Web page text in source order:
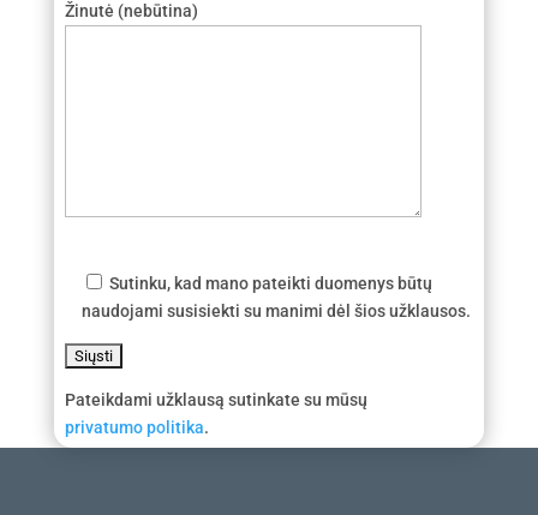
Žinutė (nebūtina)
Sutinku, kad mano pateikti duomenys būtų
naudojami susisiekti su manimi dėl šios užklausos.
Pateikdami užklausą sutinkate su mūsų
privatumo politika.